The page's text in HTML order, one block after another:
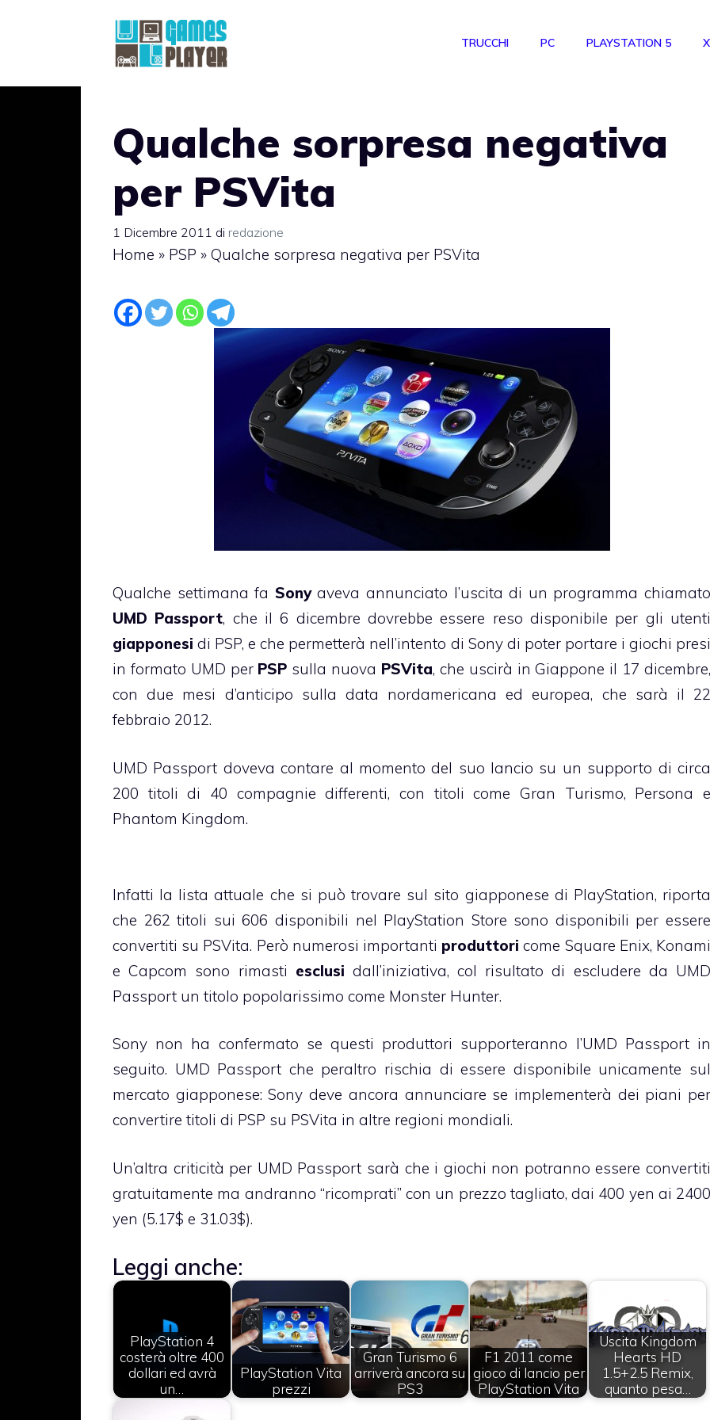
TRUCCHI PC PLAYSTATION 5
Qualche sorpresa negativa
per PSVita
1 Dicembre 2011 di redazione
Home » PSP » Qualche sorpresa negativa per PSVita
Qualche settimana fa Sonyaveva annunciato l’uscita di un programma chiamato
UMD Passport, che il 6 dicembre dovrebbe essere reso disponibile per gli utenti
giapponesi di PSP, e che permetterà nell’intento di Sony di poter portare i giochi presi
in formato UMD per PSP sulla nuova PSVita, che uscirà in Giappone il 17 dicembre,
con due mesi d’anticipo sulla data nordamericana ed europea, che sarà il 22
febbraio 2012.
UMD Passport doveva contare al momento del suo lancio su un supporto di circa
200 titoli di 40 compagnie differenti, con titoli come Gran Turismo, Persona e
Phantom Kingdom.
Infatti la lista attuale che si può trovare sul sito giapponese di PlayStation, riporta
che 262 titoli sui 606 disponibili nel PlayStation Store sono disponibili per essere
convertiti su PSVita. Però numerosi importanti produttori come Square Enix, Konami
e Capcom sono rimasti esclusi dall’iniziativa, col risultato di escludere da UMD
Passport un titolo popolarissimo come Monster Hunter.
Sony non ha confermato se questi produttori supporteranno l’UMD Passport in
seguito. UMD Passport che peraltro rischia di essere disponibile unicamente sul
mercato giapponese: Sony deve ancora annunciare se implementerà dei piani per
convertire titoli di PSP su PSVita in altre regioni mondiali.
Un’altra criticità per UMD Passport sarà che i giochi non potranno essere convertiti
gratuitamente ma andranno “ricomprati” con un prezzo tagliato, dai 400 yen ai 2400
yen (5.17$ e 31.03$).
Leggi anche:
PlayStation 4
costerà oltre 400
dollari ed avrà
un…
PlayStation Vita
prezzi
Gran Turismo 6
arriverà ancora su
PS3
F1 2011 come
gioco di lancio per
PlayStation Vita
Uscita Kingdom
Hearts HD
1.5+2.5 Remix,
quanto pesa…